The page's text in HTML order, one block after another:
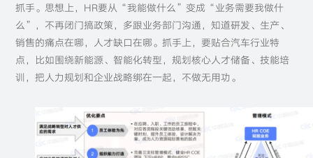
抓手。思想上，HR要从“我能做什么”变成“业务需要我做什
么”，不再闭门搞政策，多跟业务部门沟通，知道研发、生产、
销售的痛点在哪，人才缺口在哪。抓手上，要贴合汽车行业特
点，比如围绕新能源、智能化转型，规划核心人才储备、技能培
训，把人力规划和企业战略绑在一起，不做无用功。